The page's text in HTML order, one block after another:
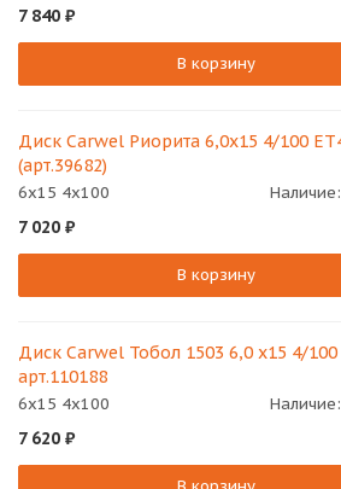
7 840 ₽
В корзину
Диск Carwel Риорита 6,0x15 4/100
(арт.39682)
6x15 4x100 Наличие:
7 020 ₽
В корзину
Диск Carwel Тобол 1503 6,0 x15 4/100
арт.110188
6x15 4x100 Наличие:
7 620 ₽